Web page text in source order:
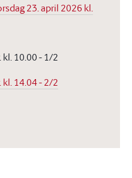
23. april 2026 kl.
10.00 - 1/2
14.04 - 2/2